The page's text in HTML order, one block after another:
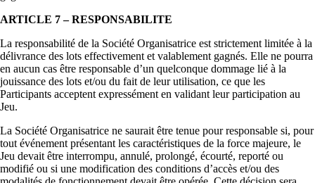
ARTICLE 7 – RESPONSABILITE
La responsabilité de la Société Organisatrice est strictement limitée à la
délivrance des lots effectivement et valablement gagnés. Elle ne pourra
en aucun cas être responsable d’un quelconque dommage lié à la
jouissance des lots et/ou du fait de leur utilisation, ce que les
Participants acceptent expressément en validant leur participation au
Jeu.
La Société Organisatrice ne saurait être tenue pour responsable si, pour
tout événement présentant les caractéristiques de la force majeure, le
Jeu devait être interrompu, annulé, prolongé, écourté, reporté ou
modifié ou si une modification des conditions d’accès et/ou des